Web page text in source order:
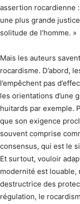
assertion rocar­dienne
une plus grande
solitude de l’homme. »
Mais les auteurs
rocardisme. D’abord,
l’empêchent pas
les orientations d’une
huitards par exemple.
que son exigence
souvent comprise
consensus, qui est le
Et surtout, vouloir
modernité est louable,
destructrice des
régulation, le